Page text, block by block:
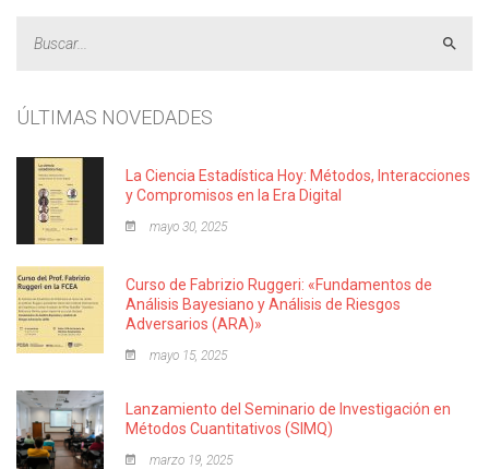
ÚLTIMAS NOVEDADES
La Ciencia Estadística Hoy: Métodos, Interacciones
y Compromisos en la Era Digital
mayo 30, 2025
Curso de Fabrizio Ruggeri: «Fundamentos de
Análisis Bayesiano y Análisis de Riesgos
Adversarios (ARA)»
mayo 15, 2025
Lanzamiento del Seminario de Investigación en
Métodos Cuantitativos (SIMQ)
marzo 19, 2025